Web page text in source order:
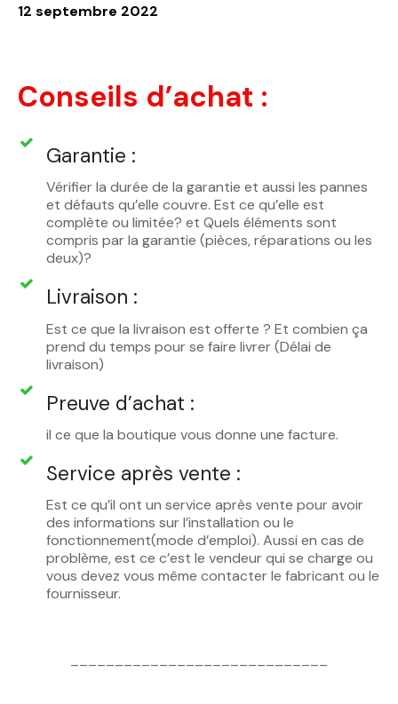
12 septembre 2022
Conseils d’achat :
Garantie :
Vérifier la durée de la garantie et aussi les pannes
et défauts qu’elle couvre. Est ce qu’elle est
complète ou limitée? et Quels éléments sont
compris par la garantie (pièces, réparations ou les
deux)?
Livraison :
Est ce que la livraison est offerte ? Et combien ça
prend du temps pour se faire livrer (Délai de
livraison)
Preuve d’achat :
il ce que la boutique vous donne une facture.
Service après vente :
Est ce qu’il ont un service après vente pour avoir
des informations sur l’installation ou le
fonctionnement(mode d’emploi). Aussi en cas de
problème, est ce c’est le vendeur qui se charge ou
vous devez vous même contacter le fabricant ou le
fournisseur.